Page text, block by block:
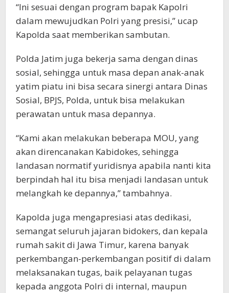
“Ini sesuai dengan program bapak Kapolri
dalam mewujudkan Polri yang presisi,” ucap
Kapolda saat memberikan sambutan.
Polda Jatim juga bekerja sama dengan dinas
sosial, sehingga untuk masa depan anak-anak
yatim piatu ini bisa secara sinergi antara Dinas
Sosial, BPJS, Polda, untuk bisa melakukan
perawatan untuk masa depannya.
“Kami akan melakukan beberapa MOU, yang
akan direncanakan Kabidokes, sehingga
landasan normatif yuridisnya apabila nanti kita
berpindah hal itu bisa menjadi landasan untuk
melangkah ke depannya,” tambahnya.
Kapolda juga mengapresiasi atas dedikasi,
semangat seluruh jajaran bidokers, dan kepala
rumah sakit di Jawa Timur, karena banyak
perkembangan-perkembangan positif di dalam
melaksanakan tugas, baik pelayanan tugas
kepada anggota Polri di internal, maupun